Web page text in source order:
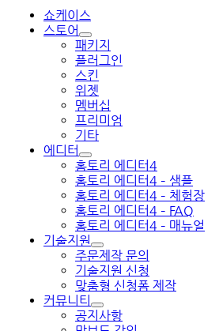
쇼케이스
스토어
패키지
플러그인
스킨
위젯
멤버십
프리미엄
기타
에디터
홈토리 에디터4
홈토리 에디터4 – 샘플
홈토리 에디터4 – 체험장
홈토리 에디터4 – FAQ
홈토리 에디터4 – 매뉴얼
기술지원
주문제작 문의
기술지원 신청
맞춤형 신청폼 제작
커뮤니티
공지사항